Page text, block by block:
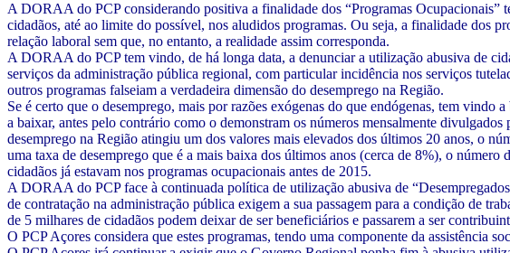
A DORAA do PCP considerando positiva a finalidade dos “Programas Ocupacionais”
cidadãos, até ao limite do possível, nos aludidos programas. Ou seja, a finalidade dos
relação laboral sem que, no entanto, a realidade assim corresponda.
A DORAA do PCP tem vindo, de há longa data, a denunciar a utilização abusiva de
serviços da administração pública regional, com particular incidência nos serviços
outros programas falseiam a verdadeira dimensão do desemprego na Região.
Se é certo que o desemprego, mais por razões exógenas do que endógenas, tem
a baixar, antes pelo contrário como o demonstram os números mensalmente
desemprego na Região atingiu um dos valores mais elevados dos últimos 20 anos, o
uma taxa de desemprego que é a mais baixa dos últimos anos (cerca de 8%), o
cidadãos já estavam nos programas ocupacionais antes de 2015.
A DORAA do PCP face à continuada política de utilização abusiva de
de contratação na administração pública exigem a sua passagem para a condição de
de 5 milhares de cidadãos podem deixar de ser beneficiários e passarem a ser
O PCP Açores considera que estes programas, tendo uma componente da assistência